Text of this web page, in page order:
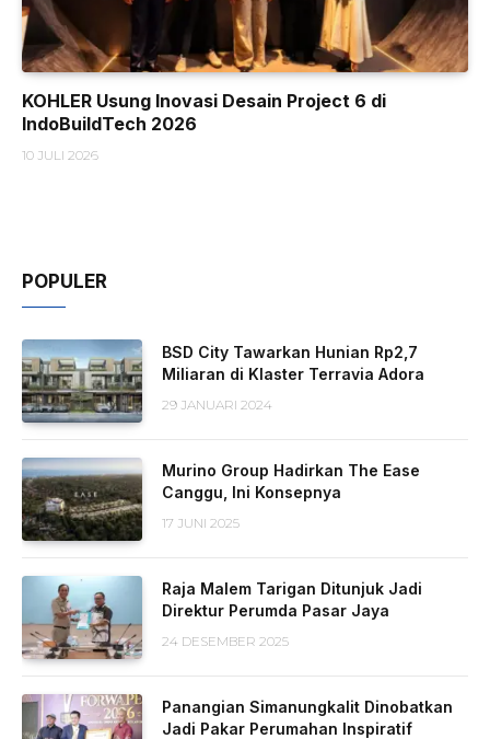
KOHLER Usung Inovasi Desain Project 6 di
IndoBuildTech 2026
10 JULI 2026
POPULER
BSD City Tawarkan Hunian Rp2,7
Miliaran di Klaster Terravia Adora
29 JANUARI 2024
Murino Group Hadirkan The Ease
Canggu, Ini Konsepnya
17 JUNI 2025
Raja Malem Tarigan Ditunjuk Jadi
Direktur Perumda Pasar Jaya
24 DESEMBER 2025
Panangian Simanungkalit Dinobatkan
Jadi Pakar Perumahan Inspiratif